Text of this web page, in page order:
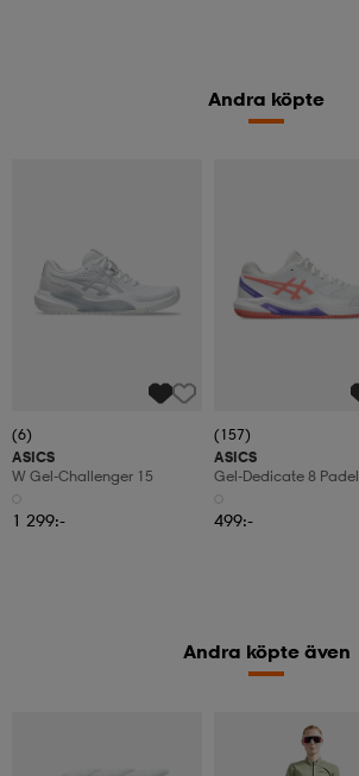
Andra köpte
(6)
ASICS
W Gel-Challenger 15
1 299:-
(157)
ASICS
Gel-Dedicate 8 Padel
499:-
Andra köpte även